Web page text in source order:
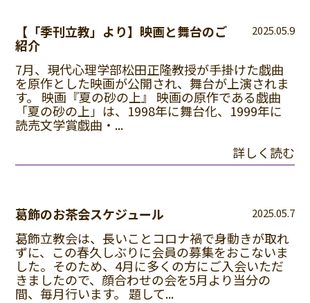
【「季刊立教」より】映画と舞台のご
紹介
2025.05.9
7月、現代心理学部松田正隆教授が手掛けた戯曲
を原作とした映画が公開され、舞台が上演されま
す。 映画『夏の砂の上』 映画の原作である戯曲
「夏の砂の上」は、1998年に舞台化、1999年に
読売文学賞戯曲・...
詳しく読む
葛飾のお茶会スケジュール 2025.05.7
葛飾立教会は、長いことコロナ禍で身動きが取れ
ずに、この春久しぶりに会員の募集をおこないま
した。そのため、4月に多くの方にご入会いただ
きましたので、顔合わせの会を5月より当分の
間、毎月行います。 題して...